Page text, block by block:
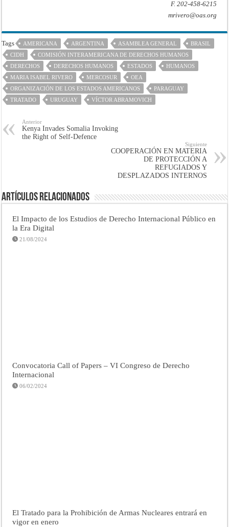
F. 202-458-6215
mrivero@oas.org
Tags AMERICANA ARGENTINA ASAMBLEA GENERAL
BRASIL
CIDH
COMISIÓN INTERAMERICANA DE DERECHOS HUMANOS
DERECHOS
DERECHOS HUMANOS ESTADOS
HUMANOS
MARIA ISABEL RIVERO
MERCOSUR
OEA
ORGANIZACIÓN DE LOS ESTADOS AMERICANOS
PARAGUAY
TRATADO
URUGUAY VÍCTOR ABRAMOVICH
Anterior
Kenya Invades Somalia Invoking
the Right of Self-Defence
Siguiente
COOPERACIÓN EN MATERIA
DE PROTECCIÓN A
REFUGIADOS Y
DESPLAZADOS INTERNOS
Artículos Relacionados
El Impacto de los Estudios de Derecho Internacional Público en
la Era Digital
21/08/2024
Convocatoria Call of Papers – VI Congreso de Derecho
Internacional
06/02/2024
El Tratado para la Prohibición de Armas Nucleares entrará en
vigor en enero